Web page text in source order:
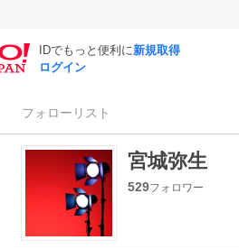
IDでもっと便利に新規取得
ログイン
フォローリスト
宮城弥生
529フォロワー